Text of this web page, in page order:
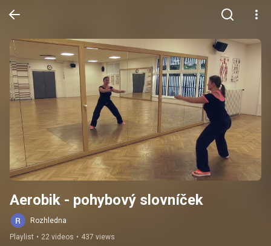
Aerobik - pohybový slovníček
Rozhledna
Playlist • 22 videos • 437 views